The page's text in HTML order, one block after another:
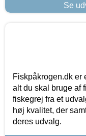
Se
Fiskpåkrogen.dk
alt du skal bruge af
fiskegrej fra et
høj kvalitet, der
deres udvalg.